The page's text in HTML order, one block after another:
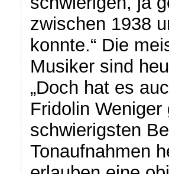
zwischen 1938
konnte.“ Die
Musiker sind
„Doch hat es
Fridolin
schwierigsten
Tonaufnahmen